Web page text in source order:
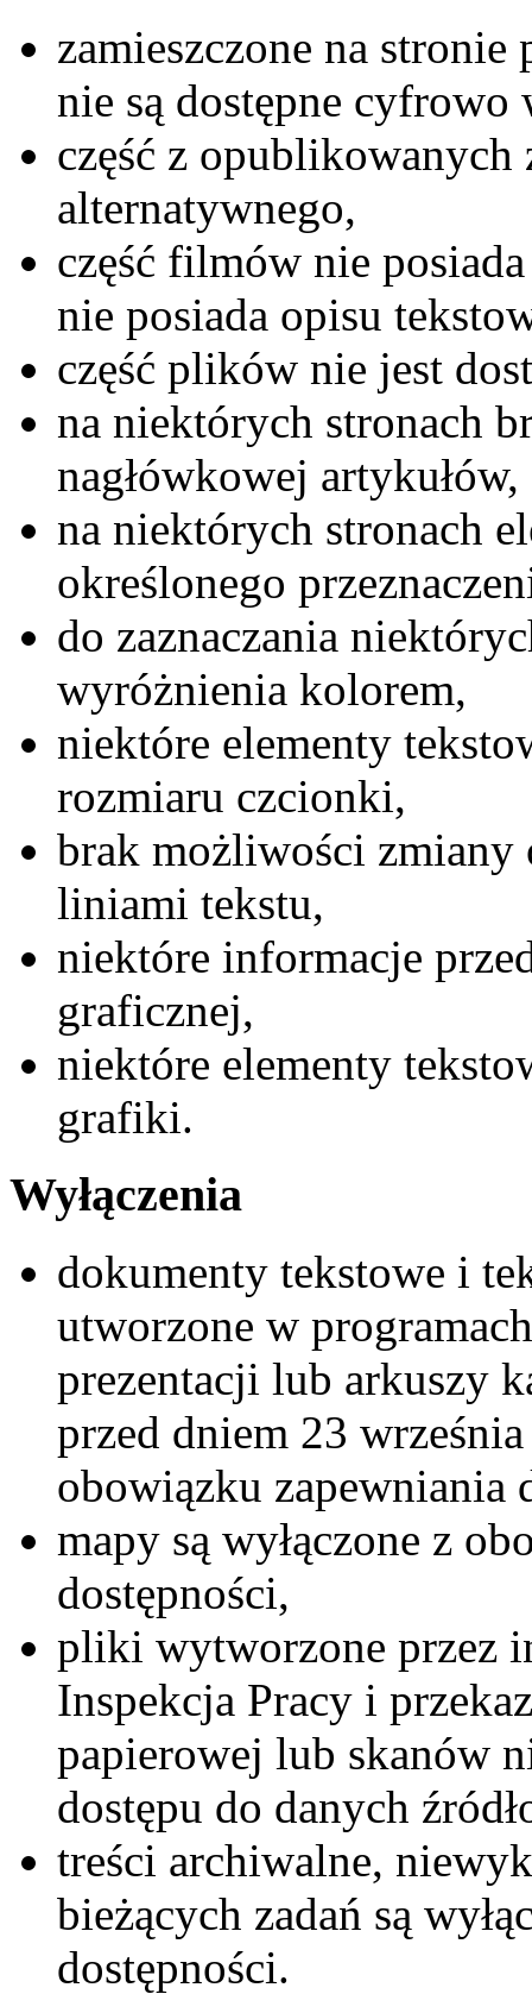
zamieszczone na
nie są dostępne cyfrowo
część z opublikowanych
alternatywnego,
część filmów nie
nie posiada opisu
część plików nie jest
na niektórych stronach
nagłówkowej artykułów,
na niektórych stronach
określonego
do zaznaczania
wyróżnienia kolorem,
niektóre elementy
rozmiaru czcionki,
brak możliwości zmiany
liniami tekstu,
niektóre informacje
graficznej,
niektóre elementy
grafiki.
Wyłączenia
dokumenty tekstowe i
utworzone w
prezentacji lub arkuszy
przed dniem 23
obowiązku zapewniania
mapy są wyłączone z
dostępności,
pliki wytworzone przez
Inspekcja Pracy i
papierowej lub skanów
dostępu do danych
treści archiwalne,
bieżących zadań są
dostępności.